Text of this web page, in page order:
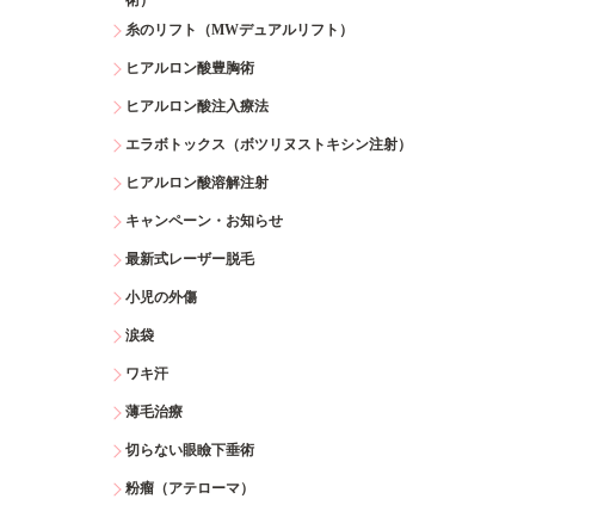
糸のリフト（MWデュアルリフト）
ヒアルロン酸豊胸術
ヒアルロン酸注入療法
エラボトックス（ボツリヌストキシン注射）
ヒアルロン酸溶解注射
キャンペーン・お知らせ
最新式レーザー脱毛
小児の外傷
涙袋
ワキ汗
薄毛治療
切らない眼瞼下垂術
粉瘤（アテローマ）